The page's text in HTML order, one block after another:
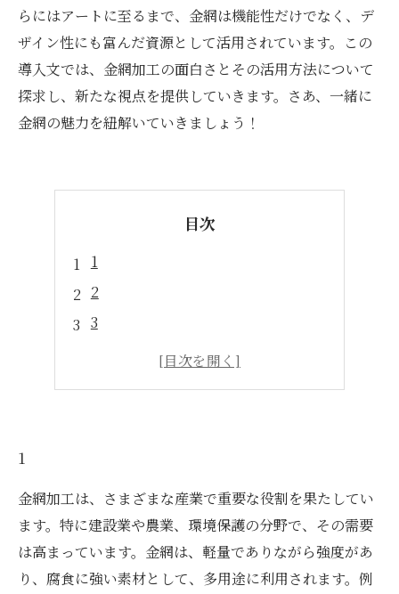
らにはアートに至るまで、金網は機能性だけでなく、デ
ザイン性にも富んだ資源として活用されています。この
導入文では、金網加工の面白さとその活用方法について
探求し、新たな視点を提供していきます。さあ、一緒に
金網の魅力を紐解いていきましょう！
目次
1
2
3
1
金網加工は、さまざまな産業で重要な役割を果たしてい
ます。特に建設業や農業、環境保護の分野で、その需要
は高まっています。金網は、軽量でありながら強度があ
り、腐食に強い素材として、多用途に利用されます。例